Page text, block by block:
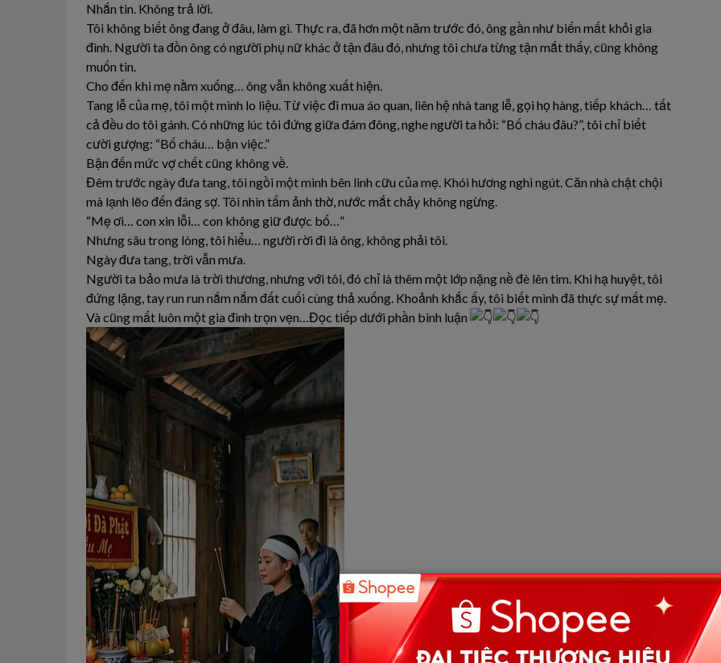
Nhắn tin. Không trả lời.
Tôi không biết ông đang ở đâu, làm gì. Thực ra, đã hơn một năm trước đó, ông gần như biến mất khỏi gia
đình. Người ta đồn ông có người phụ nữ khác ở tận đâu đó, nhưng tôi chưa từng tận mắt thấy, cũng không
muốn tin.
Cho đến khi mẹ nằm xuống… ông vẫn không xuất hiện.
Tang lễ của mẹ, tôi một mình lo liệu. Từ việc đi mua áo quan, liên hệ nhà tang lễ, gọi họ hàng, tiếp khách… tất
cả đều do tôi gánh. Có những lúc tôi đứng giữa đám đông, nghe người ta hỏi: “Bố cháu đâu?”, tôi chỉ biết
cười gượng: “Bố cháu… bận việc.”
Bận đến mức vợ chết cũng không về.
Đêm trước ngày đưa tang, tôi ngồi một mình bên linh cữu của mẹ. Khói hương nghi ngút. Căn nhà chật chội
mà lạnh lẽo đến đáng sợ. Tôi nhìn tấm ảnh thờ, nước mắt chảy không ngừng.
“Mẹ ơi… con xin lỗi… con không giữ được bố…”
Nhưng sâu trong lòng, tôi hiểu… người rời đi là ông, không phải tôi.
Ngày đưa tang, trời vẫn mưa.
Người ta bảo mưa là trời thương, nhưng với tôi, đó chỉ là thêm một lớp nặng nề đè lên tim. Khi hạ huyệt, tôi
đứng lặng, tay run run nắm nắm đất cuối cùng thả xuống. Khoảnh khắc ấy, tôi biết mình đã thực sự mất mẹ.
Và cũng mất luôn một gia đình trọn vẹn…Đọc tiếp dưới phần bình luận